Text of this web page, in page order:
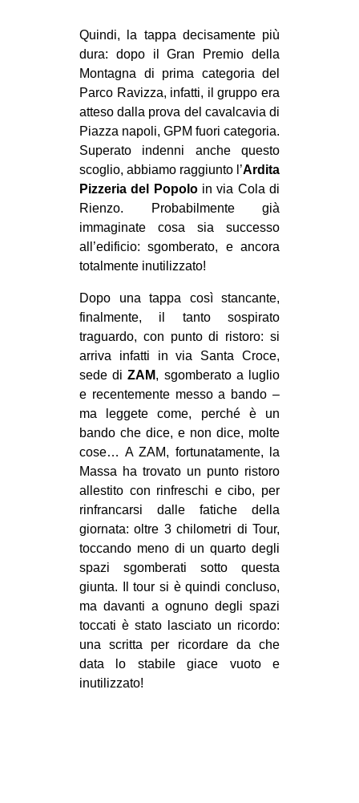
Quindi, la tappa decisamente più
dura: dopo il Gran Premio della
Montagna di prima categoria del
Parco Ravizza, infatti, il gruppo era
atteso dalla prova del cavalcavia di
Piazza napoli, GPM fuori categoria.
Superato indenni anche questo
scoglio, abbiamo raggiunto l’Ardita
Pizzeria del Popoloin via Cola di
Rienzo. Probabilmente già
immaginate cosa sia successo
all’edificio: sgomberato, e ancora
totalmente inutilizzato!
Dopo una tappa così stancante,
finalmente, il tanto sospirato
traguardo, con punto di ristoro: si
arriva infatti in via Santa Croce,
sede diZAM, sgomberato a luglio
e recentemente messo a bando –
ma leggete come, perché è un
bando che dice, e non dice, molte
cose… A ZAM, fortunatamente, la
Massa ha trovato un punto ristoro
allestito con rinfreschi e cibo, per
rinfrancarsi dalle fatiche della
giornata: oltre 3 chilometri di Tour,
toccando meno di un quarto degli
spazi sgomberati sotto questa
giunta. Il tour si è quindi concluso,
ma davanti a ognuno degli spazi
toccati è stato lasciato un ricordo:
una scritta per ricordare da che
data lo stabile giace vuoto e
inutilizzato!